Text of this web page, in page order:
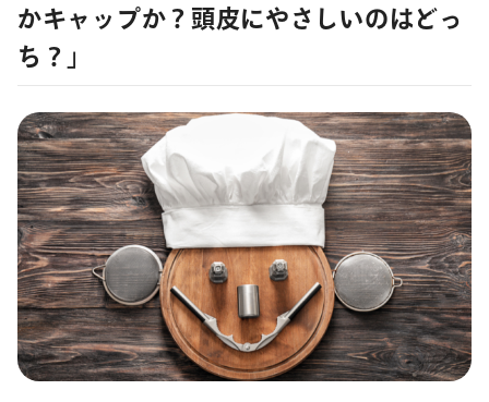
かキャップか？頭皮にやさしいのはどっ
ち？」